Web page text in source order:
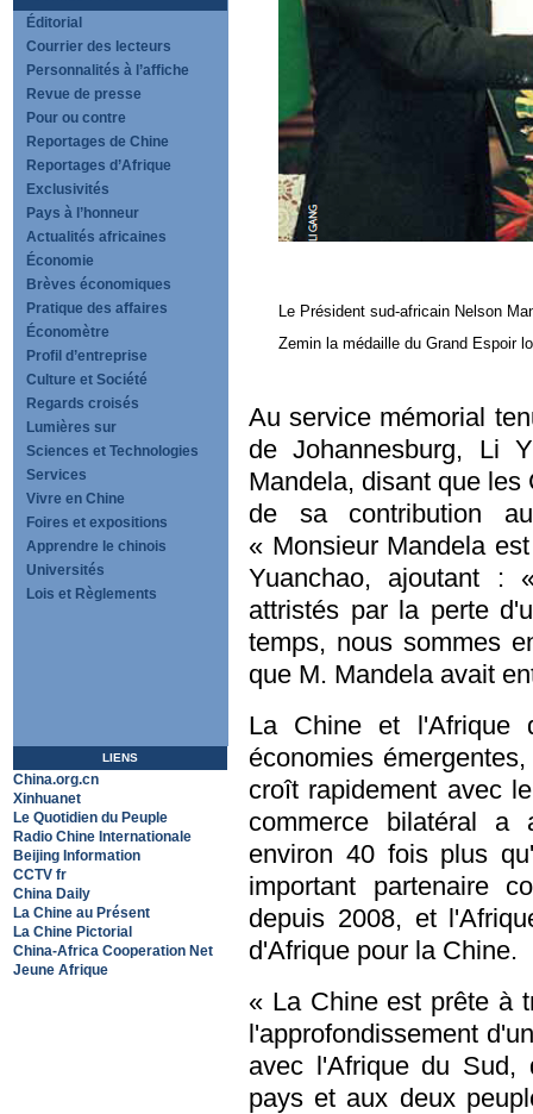
Éditorial
Courrier des lecteurs
Personnalités à l’affiche
Revue de presse
Pour ou contre
Reportages de Chine
Reportages d’Afrique
Exclusivités
Pays à l’honneur
Actualités africaines
Économie
Brèves économiques
Pratique des affaires
Économètre
Profil d’entreprise
Culture et Société
Regards croisés
Lumières sur
Sciences et Technologies
Services
Vivre en Chine
Foires et expositions
Apprendre le chinois
Universités
Lois et Règlements
LIENS
China.org.cn
Xinhuanet
Le Quotidien du Peuple
Radio Chine Internationale
Beijing Information
CCTV fr
China Daily
La Chine au Présent
La Chine Pictorial
China-Africa Cooperation Net
Jeune Afrique
Le Président sud-africain Nelson
Zemin la médaille du Grand Espoir
Au service mémorial
de Johannesburg, Li
Mandela, disant que
de sa contribution
« Monsieur Mandela
Yuanchao, ajoutant :
attristés par la perte
temps, nous sommes
que M. Mandela avait
La Chine et l'Afrique
économies
croît rapidement avec
commerce bilatéral a
environ 40 fois plus
important partenaire
depuis 2008, et
d'Afrique pour la Chine.
« La Chine est prête à
l'approfondissement
avec l'Afrique du Sud,
pays et aux deux